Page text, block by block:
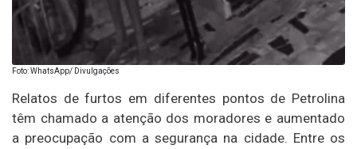
Foto: WhatsApp/ Divulgações
Relatos de furtos em diferentes pontos de Petrolina
têm chamado a atenção dos moradores e aumentado
a preocupação com a segurança na cidade. Entre os